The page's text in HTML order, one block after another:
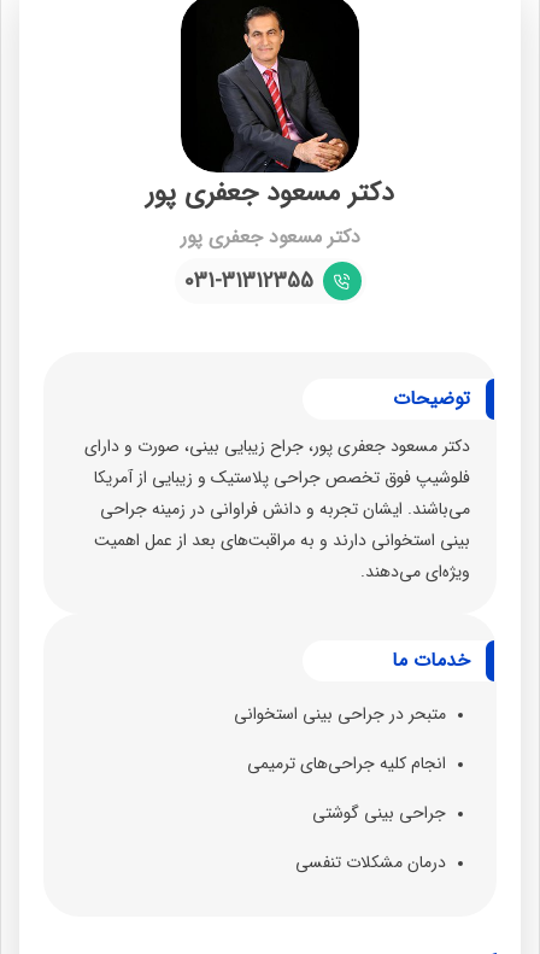
دکتر مسعود جعفری پور
دکتر مسعود جعفری پور
031-31312355
توضیحات
دکتر مسعود جعفری پور، جراح زیبایی بینی، صورت و دارای
فلوشیپ فوق تخصص جراحی پلاستیک و زیبایی از آمریکا
می‌باشند. ایشان تجربه و دانش فراوانی در زمینه جراحی
بینی استخوانی دارند و به مراقبت‌های بعد از عمل اهمیت
ویژه‌ای می‌دهند.
خدمات ما
متبحر در جراحی بینی استخوانی
انجام کلیه جراحی‌های ترمیمی
جراحی بینی گوشتی
درمان مشکلات تنفسی